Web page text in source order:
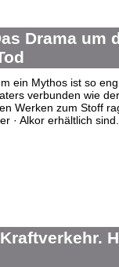
Drama um
ein Mythos ist so
verbunden wie
Werken zum Stoff
· Alkor erhältlich sind.